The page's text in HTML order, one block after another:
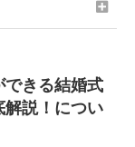
できる結婚式
解説！につい